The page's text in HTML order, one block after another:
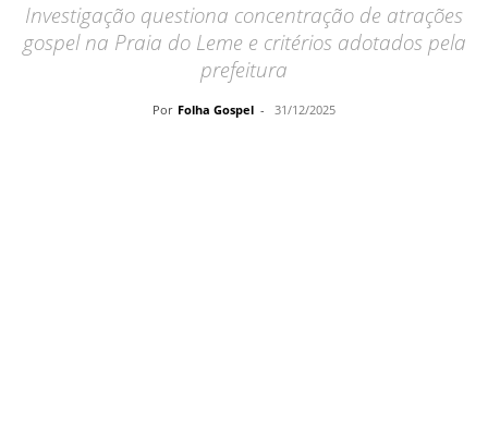
Investigação questiona concentração de atrações
gospel na Praia do Leme e critérios adotados pela
prefeitura
Por Folha Gospel - 31/12/2025